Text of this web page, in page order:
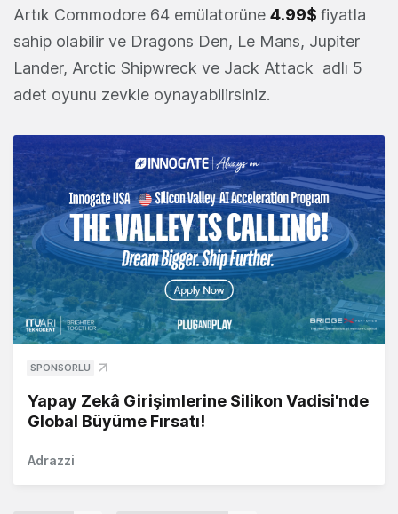
Artık Commodore 64 emülatorüne 4.99$ fiyatla
sahip olabilir ve Dragons Den, Le Mans, Jupiter
Lander, Arctic Shipwreck ve Jack Attack adlı 5
adet oyunu zevkle oynayabilirsiniz.
SPONSORLU
Yapay Zekâ Girişimlerine Silikon Vadisi'nde
Global Büyüme Fırsatı!
Adrazzi